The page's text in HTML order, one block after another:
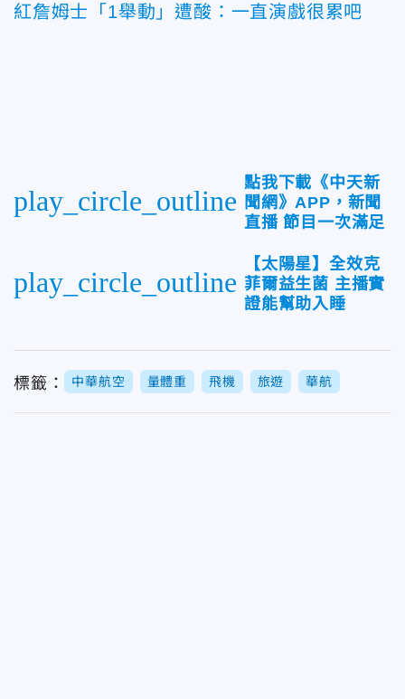
紅詹姆士「1舉動」遭酸：一直演戲很累吧
play_circle_outline
點我下載《中天新
聞網》APP，新聞
直播 節目一次滿足
play_circle_outline
【太陽星】全效克
菲爾益生菌 主播實
證能幫助入睡
標籤： 中華航空 量體重 飛機 旅遊 華航